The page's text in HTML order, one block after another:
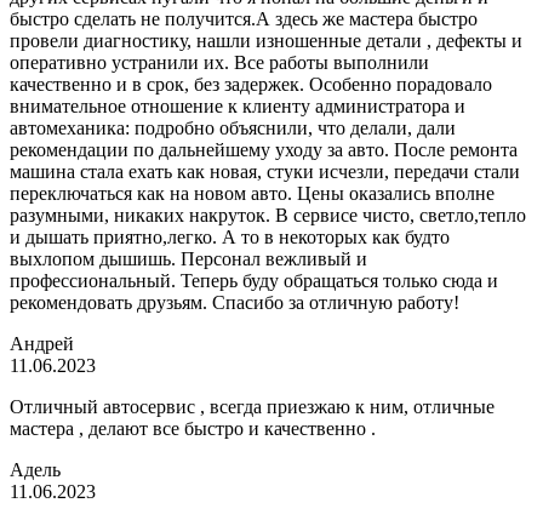
быстро сделать не получится.А здесь же мастера быстро
провели диагностику, нашли изношенные детали , дефекты и
оперативно устранили их. Все работы выполнили
качественно и в срок, без задержек. Особенно порадовало
внимательное отношение к клиенту администратора и
автомеханика: подробно объяснили, что делали, дали
рекомендации по дальнейшему уходу за авто. После ремонта
машина стала ехать как новая, стуки исчезли, передачи стали
переключаться как на новом авто. Цены оказались вполне
разумными, никаких накруток. В сервисе чисто, светло,тепло
и дышать приятно,легко. А то в некоторых как будто
выхлопом дышишь. Персонал вежливый и
профессиональный. Теперь буду обращаться только сюда и
рекомендовать друзьям. Спасибо за отличную работу!
Андрей
11.06.2023
Отличный автосервис , всегда приезжаю к ним, отличные
мастера , делают все быстро и качественно .
Адель
11.06.2023